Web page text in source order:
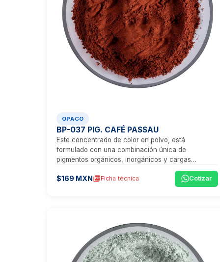
OPACO
BP-037 PIG. CAFÉ PASSAU
Este concentrado de color en polvo, está
formulado con una combinación única de
pigmentos orgánicos, inorgánicos y cargas
minerales, que proporcionan un tono café vibrante,
ideal para aplicaciones que exigen visibilidad,
estética y un rendimiento técnico excepcional.
$169 MXNpicture_as_pdfFicha técnica Cotizar